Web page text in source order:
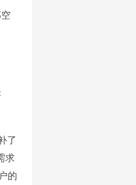
了
求
的